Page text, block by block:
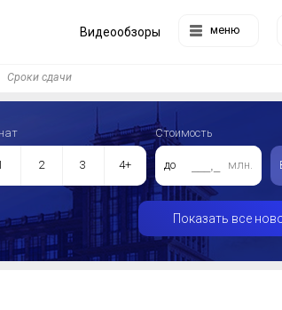
меню
Видеообзоры
Сроки сдачи
2 3 4+
Стоимость
до млн.
Показать все